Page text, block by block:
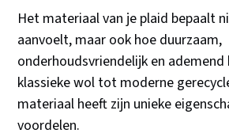
Het materiaal van je plaid bepaalt
aanvoelt, maar ook hoe duurzaam,
onderhoudsvriendelijk en ademend
klassieke wol tot moderne
materiaal heeft zijn unieke
voordelen.